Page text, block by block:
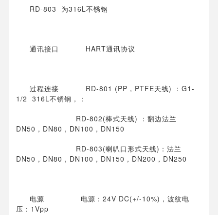
RD-803 为316L不锈钢
通讯接口 HART通讯协议
过程连接 RD-801 (PP，PTFE天线) ：G1-
1/2 316L不锈钢，：
RD-802(棒式天线) ：翻边法兰
DN50，DN80，DN100，DN150
RD-803(喇叭口形式天线)：法兰
DN50，DN80，DN100，DN150，DN200，DN250
电源 电源：24V DC(+/-10%)，波纹电
压：1Vpp